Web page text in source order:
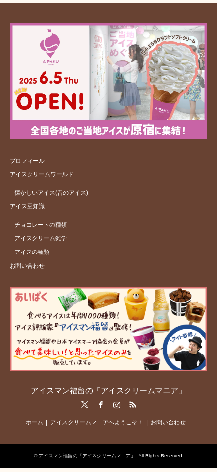
プロフィール
アイスクリームワールド
懐かしいアイス(昔のアイス)
アイス豆知識
チョコレートの種類
アイスクリーム雑学
アイスの種類
お問い合わせ
アイスマン福留の「アイスクリームマニア」
RSS
ホーム アイスクリームマニアへようこそ！ お問い合わせ
© アイスマン福留の「アイスクリームマニア」 . All Rights Reserved.